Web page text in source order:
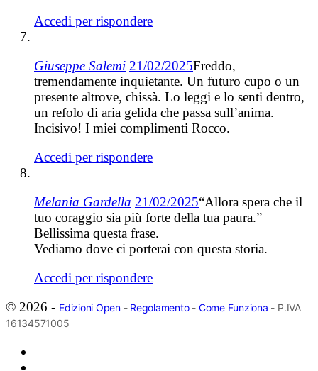
Accedi per rispondere
Giuseppe Salemi 21/02/2025Freddo,
tremendamente inquietante. Un futuro cupo o un
presente altrove, chissà. Lo leggi e lo senti dentro,
un refolo di aria gelida che passa sull’anima.
Incisivo! I miei complimenti Rocco.
Accedi per rispondere
Melania Gardella 21/02/2025“Allora spera che il
tuo coraggio sia più forte della tua paura.”
Bellissima questa frase.
Vediamo dove ci porterai con questa storia.
Accedi per rispondere
© 2026 - Edizioni Open- Regolamento- Come Funziona - P.IVA
16134571005